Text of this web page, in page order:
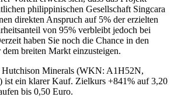
philippinischen Gesellschaft Singcara
direkten Anspruch auf 5% der erzielten
von 95% verbleibt jedoch bei
haben Sie noch die Chance in den
breiten Markt einzusteigen.
Minerals (WKN: A1H52N,
ist ein klarer Kauf. Zielkurs +841% auf 3,20
bis 0,50 Euro.